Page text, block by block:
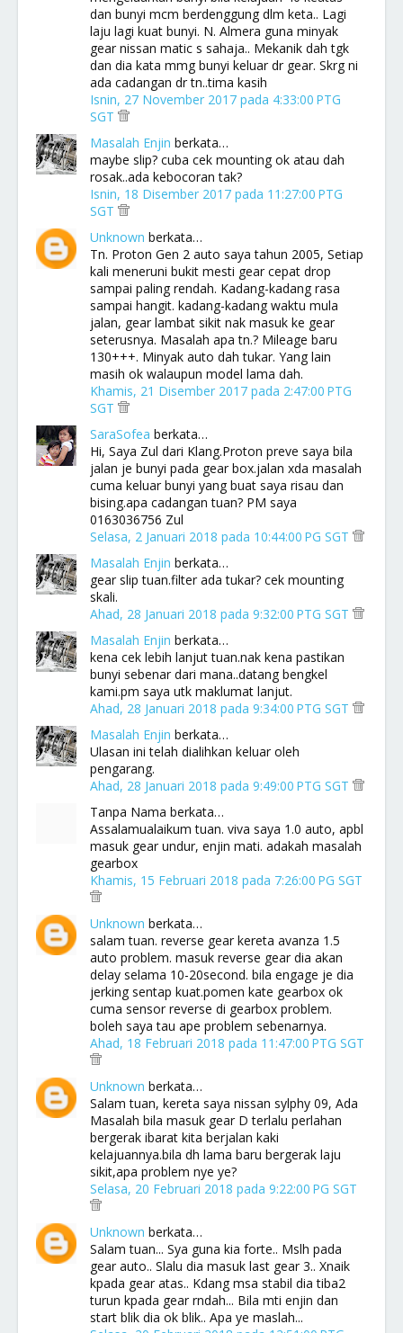
dan bunyi mcm berdenggung dlm keta.. Lagi
laju lagi kuat bunyi. N. Almera guna minyak
gear nissan matic s sahaja.. Mekanik dah tgk
dan dia kata mmg bunyi keluar dr gear. Skrg ni
ada cadangan dr tn..tima kasih
Isnin, 27 November 2017 pada 4:33:00 PTG
SGT
Masalah Enjin berkata…
maybe slip? cuba cek mounting ok atau dah
rosak..ada kebocoran tak?
Isnin, 18 Disember 2017 pada 11:27:00 PTG
SGT
Unknown berkata…
Tn. Proton Gen 2 auto saya tahun 2005, Setiap
kali meneruni bukit mesti gear cepat drop
sampai paling rendah. Kadang-kadang rasa
sampai hangit. kadang-kadang waktu mula
jalan, gear lambat sikit nak masuk ke gear
seterusnya. Masalah apa tn.? Mileage baru
130+++. Minyak auto dah tukar. Yang lain
masih ok walaupun model lama dah.
Khamis, 21 Disember 2017 pada 2:47:00 PTG
SGT
SaraSofea berkata…
Hi, Saya Zul dari Klang.Proton preve saya bila
jalan je bunyi pada gear box.jalan xda masalah
cuma keluar bunyi yang buat saya risau dan
bising.apa cadangan tuan? PM saya
0163036756 Zul
Selasa, 2 Januari 2018 pada 10:44:00 PG SGT
Masalah Enjin berkata…
gear slip tuan.filter ada tukar? cek mounting
skali.
Ahad, 28 Januari 2018 pada 9:32:00 PTG SGT
Masalah Enjin berkata…
kena cek lebih lanjut tuan.nak kena pastikan
bunyi sebenar dari mana..datang bengkel
kami.pm saya utk maklumat lanjut.
Ahad, 28 Januari 2018 pada 9:34:00 PTG SGT
Masalah Enjin berkata…
Ulasan ini telah dialihkan keluar oleh
pengarang.
Ahad, 28 Januari 2018 pada 9:49:00 PTG SGT
Tanpa Nama berkata…
Assalamualaikum tuan. viva saya 1.0 auto, apbl
masuk gear undur, enjin mati. adakah masalah
gearbox
Khamis, 15 Februari 2018 pada 7:26:00 PG SGT
Unknown berkata…
salam tuan. reverse gear kereta avanza 1.5
auto problem. masuk reverse gear dia akan
delay selama 10-20second. bila engage je dia
jerking sentap kuat.pomen kate gearbox ok
cuma sensor reverse di gearbox problem.
boleh saya tau ape problem sebenarnya.
Ahad, 18 Februari 2018 pada 11:47:00 PTG SGT
Unknown berkata…
Salam tuan, kereta saya nissan sylphy 09, Ada
Masalah bila masuk gear D terlalu perlahan
bergerak ibarat kita berjalan kaki
kelajuannya.bila dh lama baru bergerak laju
sikit,apa problem nye ye?
Selasa, 20 Februari 2018 pada 9:22:00 PG SGT
Unknown berkata…
Salam tuan... Sya guna kia forte.. Mslh pada
gear auto.. Slalu dia masuk last gear 3.. Xnaik
kpada gear atas.. Kdang msa stabil dia tiba2
turun kpada gear rndah... Bila mti enjin dan
start blik dia ok blik.. Apa ye maslah...